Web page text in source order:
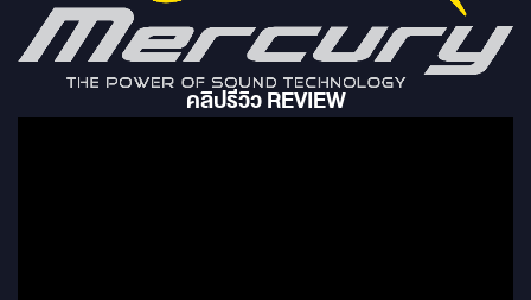
คลิปรีวิว REVIEW